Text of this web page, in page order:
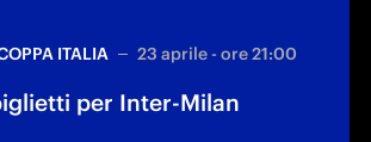
ITALIA 23 aprile - ore 21:00
per Inter-Milan